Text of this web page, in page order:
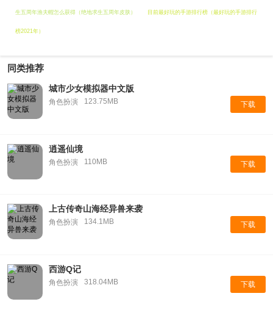
生五周年渔夫帽怎么获得（绝地求生五周年皮肤） 目前最好玩的手游排行榜（最好玩的手游排行
榜2021年）
同类推荐
城市少女模拟器中文版
角色扮演 123.75MB 下载
逍遥仙境
角色扮演 110MB 下载
上古传奇山海经异兽来袭
角色扮演 134.1MB 下载
西游Q记
角色扮演 318.04MB 下载